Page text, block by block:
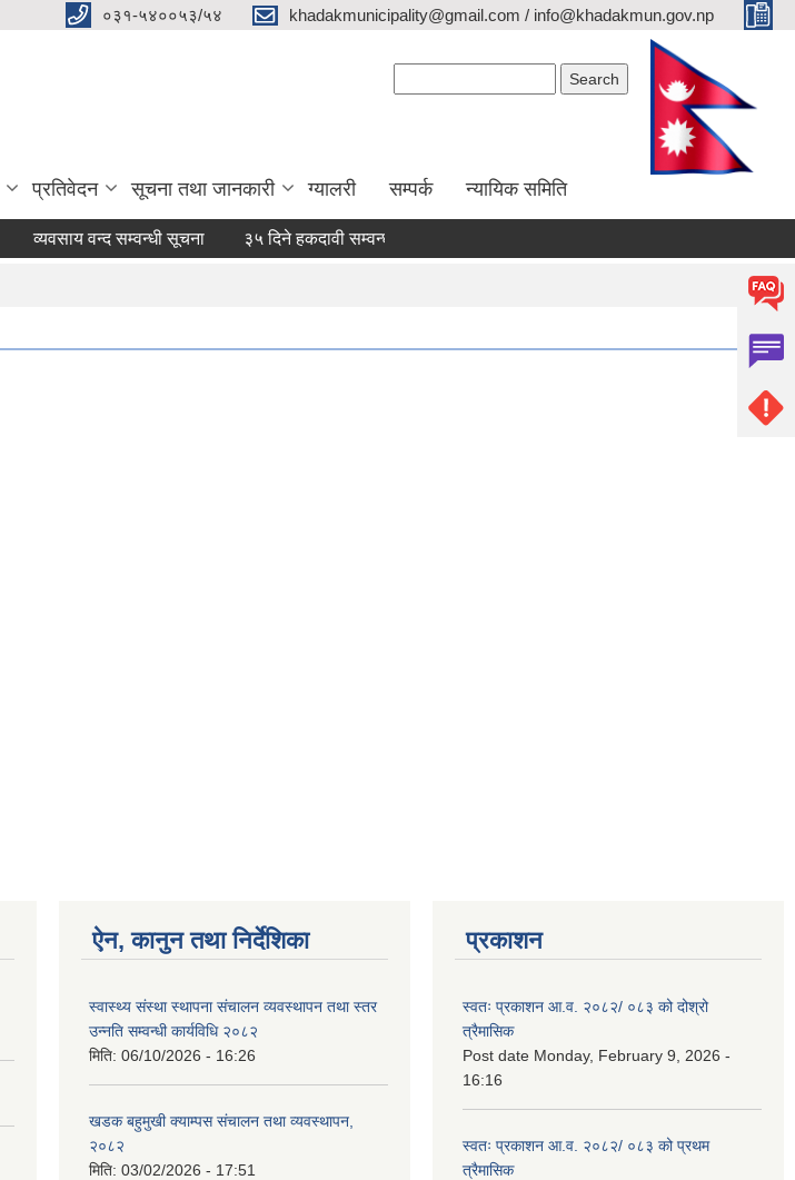
०३१-५४००५३/५४ khadakmunicipality@gmail.com / info@khadakmun.gov.np
प्रतिवेदन सूचना तथा जानकारी ग्यालरी सम्पर्क न्यायिक समिति
व्यवसाय वन्द सम्वन्धी सूचना ३५ दिने हकदावी सम्वन्धी सार्वजनिक सूचना
ऐन, कानुन तथा निर्देशिका
स्वास्थ्य संस्था स्थापना संचालन व्यवस्थापन तथा स्तर
उन्नति सम्वन्धी कार्यविधि २०८२
मिति: 06/10/2026 - 16:26
खडक बहुमुखी क्याम्पस संचालन तथा व्यवस्थापन,
२०८२
मिति: 03/02/2026 - 17:51
प्रकाशन
स्वतः प्रकाशन आ.व. २०८२/ ०८३ को दोश्रो
त्रैमासिक
Post date Monday, February 9, 2026 -
16:16
स्वतः प्रकाशन आ.व. २०८२/ ०८३ को प्रथम
त्रैमासिक